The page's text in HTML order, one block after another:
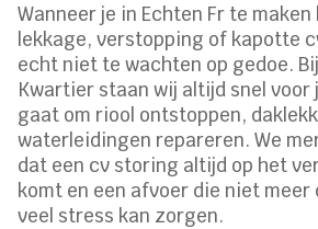
Wanneer je in Echten Fr te
lekkage, verstopping of kapotte
echt niet te wachten op gedoe.
Kwartier staan wij altijd snel voor
gaat om riool ontstoppen,
waterleidingen repareren. We
dat een cv storing altijd op het
komt en een afvoer die niet
veel stress kan zorgen.